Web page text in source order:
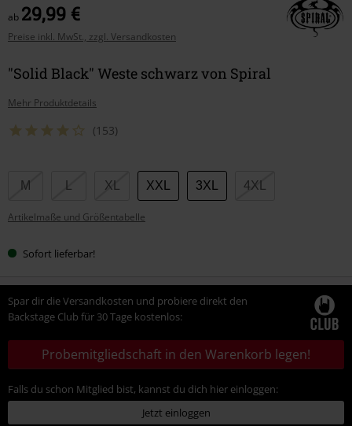
ab 29,99 €
Preise inkl. MwSt., zzgl. Versandkosten
"Solid Black" Weste schwarz von Spiral
Mehr Produktdetails
(153)
Wähle
Größe
M XL XXL 3XL 4XL
Artikelmaße und Größentabelle
Sofort lieferbar!
Spar dir die Versandkosten und probiere direkt den
Backstage Club für 30 Tage kostenlos:
Probemitgliedschaft in den Warenkorb legen!
Falls du schon Mitglied bist, kannst du dich hier einloggen:
Jetzt einloggen